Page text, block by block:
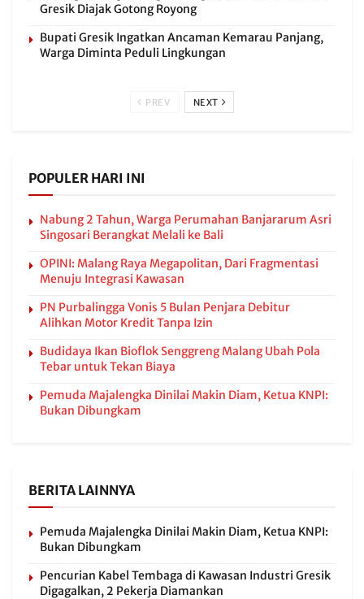
Gresik Diajak Gotong Royong
Bupati Gresik Ingatkan Ancaman Kemarau Panjang,
Warga Diminta Peduli Lingkungan
PREV NEXT
POPULER HARI INI
Nabung 2 Tahun, Warga Perumahan Banjararum Asri
Singosari Berangkat Melali ke Bali
OPINI: Malang Raya Megapolitan, Dari Fragmentasi
Menuju Integrasi Kawasan
PN Purbalingga Vonis 5 Bulan Penjara Debitur
Alihkan Motor Kredit Tanpa Izin
Budidaya Ikan Bioflok Senggreng Malang Ubah Pola
Tebar untuk Tekan Biaya
Pemuda Majalengka Dinilai Makin Diam, Ketua KNPI:
Bukan Dibungkam
BERITA LAINNYA
Pemuda Majalengka Dinilai Makin Diam, Ketua KNPI:
Bukan Dibungkam
Pencurian Kabel Tembaga di Kawasan Industri Gresik
Digagalkan, 2 Pekerja Diamankan